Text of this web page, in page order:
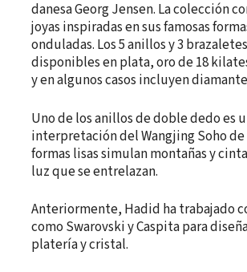
danesa Georg Jensen. La colección
joyas inspiradas en sus famosas
onduladas. Los 5 anillos y 3
disponibles en plata, oro de 18
y en algunos casos incluyen
Uno de los anillos de doble dedo es
interpretación del Wangjing Soho de
formas lisas simulan montañas y
luz que se entrelazan.
Anteriormente, Hadid ha trabajado
como Swarovski y Caspita para
platería y cristal.